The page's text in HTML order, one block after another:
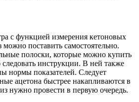
с функцией измерения кетоновых
поставить самостоятельно.
полоски, которые можно купить
инструкции. В ней также
нормы показателей. Следует
ацетона быстрее накапливаются в
нужно провести в первую очередь.